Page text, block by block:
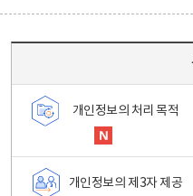
개인정보의 처리 목적
개인정보의 제3자 제공